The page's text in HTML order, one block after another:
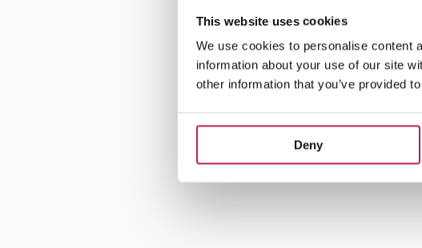
This website uses cookies
We use cookies to personalise content
information about your use of our site
other information that you’ve provided
Deny